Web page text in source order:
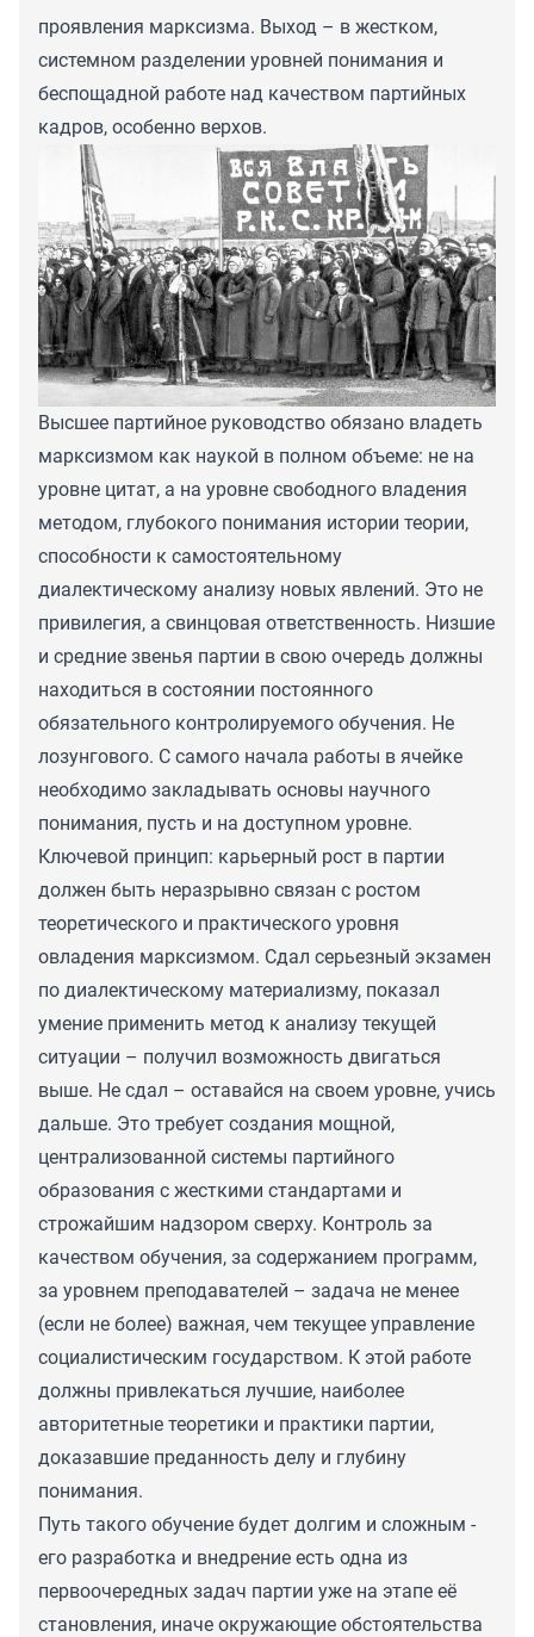
проявления марксизма. Выход – в жестком,
системном разделении уровней понимания и
беспощадной работе над качеством партийных
кадров, особенно верхов.
Высшее партийное руководство обязано владеть
марксизмом как наукой в полном объеме: не на
уровне цитат, а на уровне свободного владения
методом, глубокого понимания истории теории,
способности к самостоятельному
диалектическому анализу новых явлений. Это не
привилегия, а свинцовая ответственность. Низшие
и средние звенья партии в свою очередь должны
находиться в состоянии постоянного
обязательного контролируемого обучения. Не
лозунгового. С самого начала работы в ячейке
необходимо закладывать основы научного
понимания, пусть и на доступном уровне.
Ключевой принцип: карьерный рост в партии
должен быть неразрывно связан с ростом
теоретического и практического уровня
овладения марксизмом. Сдал серьезный экзамен
по диалектическому материализму, показал
умение применить метод к анализу текущей
ситуации – получил возможность двигаться
выше. Не сдал – оставайся на своем уровне, учись
дальше. Это требует создания мощной,
централизованной системы партийного
образования с жесткими стандартами и
строжайшим надзором сверху. Контроль за
качеством обучения, за содержанием программ,
за уровнем преподавателей – задача не менее
(если не более) важная, чем текущее управление
социалистическим государством. К этой работе
должны привлекаться лучшие, наиболее
авторитетные теоретики и практики партии,
доказавшие преданность делу и глубину
понимания.
Путь такого обучение будет долгим и сложным -
его разработка и внедрение есть одна из
первоочередных задач партии уже на этапе её
становления, иначе окружающие обстоятельства